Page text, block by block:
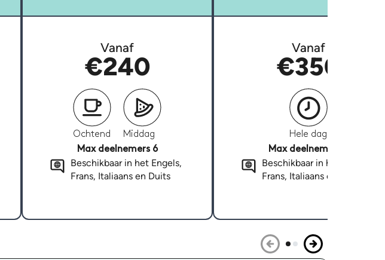
Vanaf
€240
Ochtend
Middag
Max deelnemers 6
Beschikbaar in het Engels,
Frans, Italiaans en Duits
Vanaf
€350
Hele dag
Max deelnemers 6
Beschikbaar in het Engels,
Frans, Italiaans en Duits